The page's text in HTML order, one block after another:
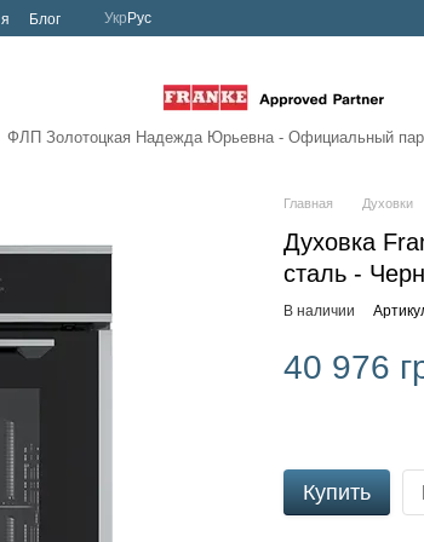
Блог Укр Рус
ФЛП Золотоцкая Надежда Юрьевна - Официальный
Главная Духовки
Духовка
сталь -
В наличии
40 976
Купить